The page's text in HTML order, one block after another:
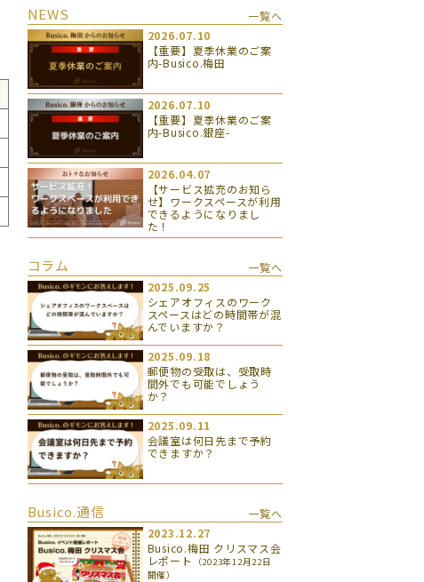
NEWS
一覧へ
2026.07.10
【重要】夏季休業のご案
内-Busico.梅田
2026.07.10
【重要】夏季休業のご案
内-Busico.銀座-
2026.04.07
【サービス拡充のお知ら
せ】ワークスペースが利用
できるようになりまし
た！
コラム
一覧へ
2025.09.25
シェアオフィスのワーク
スペースはどの時間帯が混
んでいますか？
2025.09.18
郵便物の受取は、受取時
間外でも可能でしょう
か？
2025.09.11
会議室は何日先まで予約
できますか？
Busico.通信
一覧へ
2023.12.27
Busico.梅田 クリスマス会
レポート
（2023年12月22日
開催）